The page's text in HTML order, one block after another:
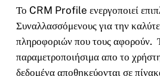
Το CRM Profile ενεργοποιεί
Συναλλασσόμενους για την
πληροφοριών που τους αφορούν.
παραμετροποιήσιμα απο το
δεδομένα αποθηκεύονται σε